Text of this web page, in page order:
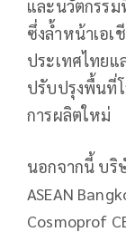
และนวัตกรรม
ซึ่งล้ำหน้าเอเ
ประเทศไทย
ปรับปรุงพื้นที่โ
การผลิตใหม่
นอกจากนี้ บริ
ASEAN
Cosmoprof